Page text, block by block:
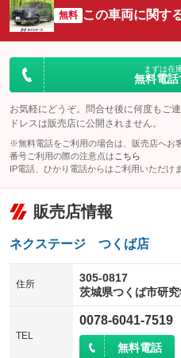
サイドカメラ
：装備なし
：装備なし
無料 この車両に関す
まずは在
無料電
お気軽にどうぞ。問合せ後に何度もご
ドレスは販売店に公開されません。
※無料電話をご利用の場合は、販売店へお
番号ご利用の際の注意点は こちら
IP電話、ひかり電話からはご利用いただけ
販売店情報
ネクステージ つくば店
住所
305-0817
茨城県つくば市研
TEL
0078-6041-7519
無料電話